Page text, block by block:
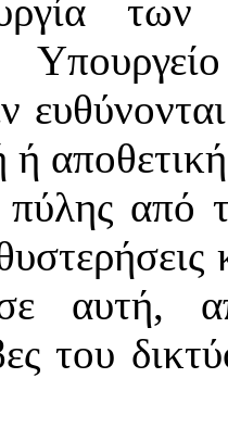
των
ή
πύλης
σε αυτή,
του